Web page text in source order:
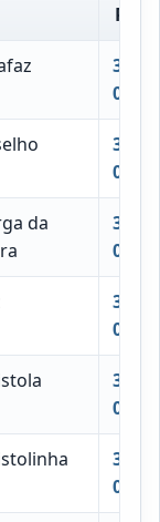
3750-
011
3750-
012
da
3750-
013
3750-
014
3750-
015
3750-
016